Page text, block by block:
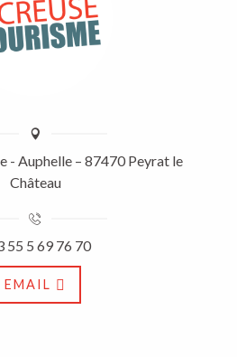
- Auphelle – 87470 Peyrat le
Château
55 5 69 76 70
EMAIL